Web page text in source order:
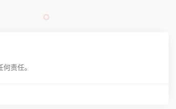
责任。